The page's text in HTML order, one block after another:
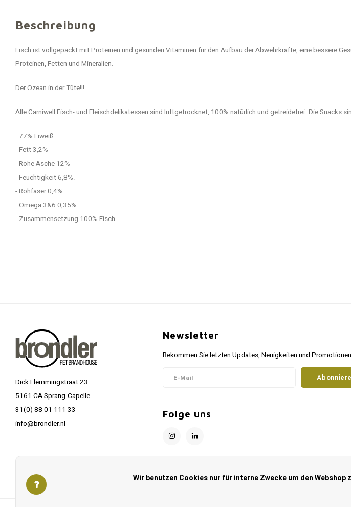
Beschreibung
Fisch ist vollgepackt mit Proteinen und gesunden Vitaminen für den Aufbau der Abwehrkräfte, eine bessere
Proteinen, Fetten und Mineralien.
Der Ozean in der Tüte!!!
Alle Carniwell Fisch- und Fleischdelikatessen sind luftgetrocknet, 100% natürlich und getreidefrei. Die Snacks
. 77% Eiweiß
- Fett 3,2%
- Rohe Asche 12%
- Feuchtigkeit 6,8%.
- Rohfaser 0,4% .
. Omega 3&6 0,35%.
- Zusammensetzung 100% Fisch
Dick Flemmingstraat 23
5161 CA Sprang-Capelle
31(0) 88 01 111 33
info@brondler.nl
Newsletter
Bekommen Sie letzten Updates, Neuigkeiten und
Folge uns
Wir benutzen Cookies nur für interne Zwecke um den Webshop